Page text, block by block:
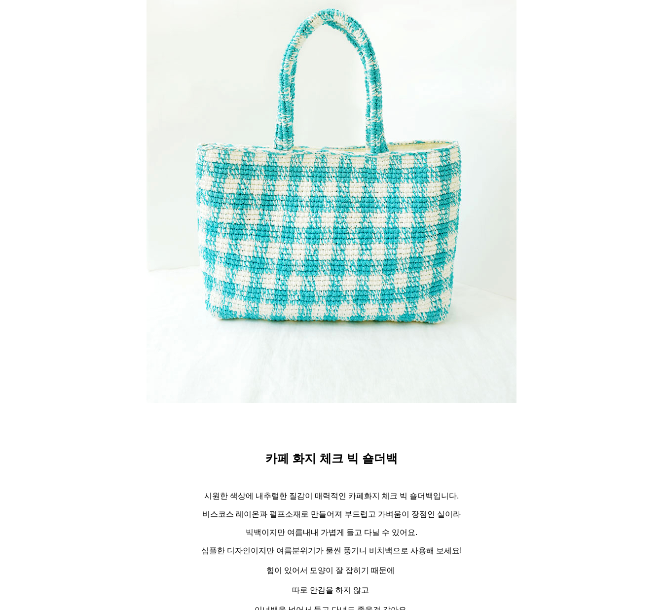
카페 화지 체크 빅 숄더백
시원한 색상에 내추럴한 질감이 매력적인 카페화지 체크 빅 숄더백입니다.
비스코스 레이온과 펄프소재로 만들어져 부드럽고 가벼움이 장점인 실이라
빅백이지만 여름내내 가볍게 들고 다닐 수 있어요.
심플한 디자인이지만 여름분위기가 물씬 풍기니 비치백으로 사용해 보세요!
힘이 있어서 모양이 잘 잡히기 때문에
따로 안감을 하지 않고